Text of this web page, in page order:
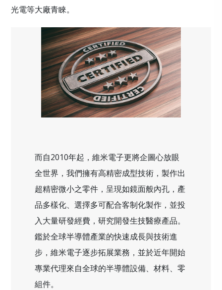
光電等大廠青睞。
而自2010年起，維米電子更將企圖心放眼
全世界，我們擁有高精密成型技術，製作出
超精密微小之零件，呈現如鏡面般內孔，產
品多樣化、選擇多可配合客制化製作，並投
入大量研發經費，研究開發生技醫療產品。
鑑於全球半導體產業的快速成長與技術進
步，維米電子逐步拓展業務，並於近年開始
專業代理來自全球的半導體設備、材料、零
組件。